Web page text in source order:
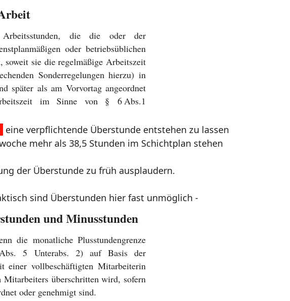
die die oder der
oder betriebsüblichen
soweit sie die regelmäßige Arbeitszeit
Sonderregelungen hierzu) in
später als am Vorvortag angeordnet
im Sinne von § 6 Abs.1
eine verpflichtende Überstunde entstehen zu lassen
mehr als 38,5 Stunden im Schichtplan stehen
der Überstunde zu früh ausplaudern.
sind Überstunden hier fast unmöglich -
und Minusstunden
die monatliche Plusstundengrenze
5 Unterabs. 2) auf Basis der
einer vollbeschäftigten Mitarbeiterin
Mitarbeiters überschritten wird, sofern
oder genehmigt sind.